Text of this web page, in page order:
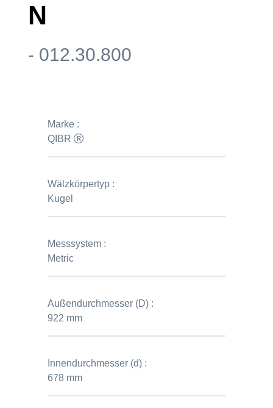
N
- 012.30.800
Marke :
QIBR
Wälzkörpertyp :
Kugel
Messsystem :
Metric
Außendurchmesser (D) :
922 mm
Innendurchmesser (d) :
678 mm